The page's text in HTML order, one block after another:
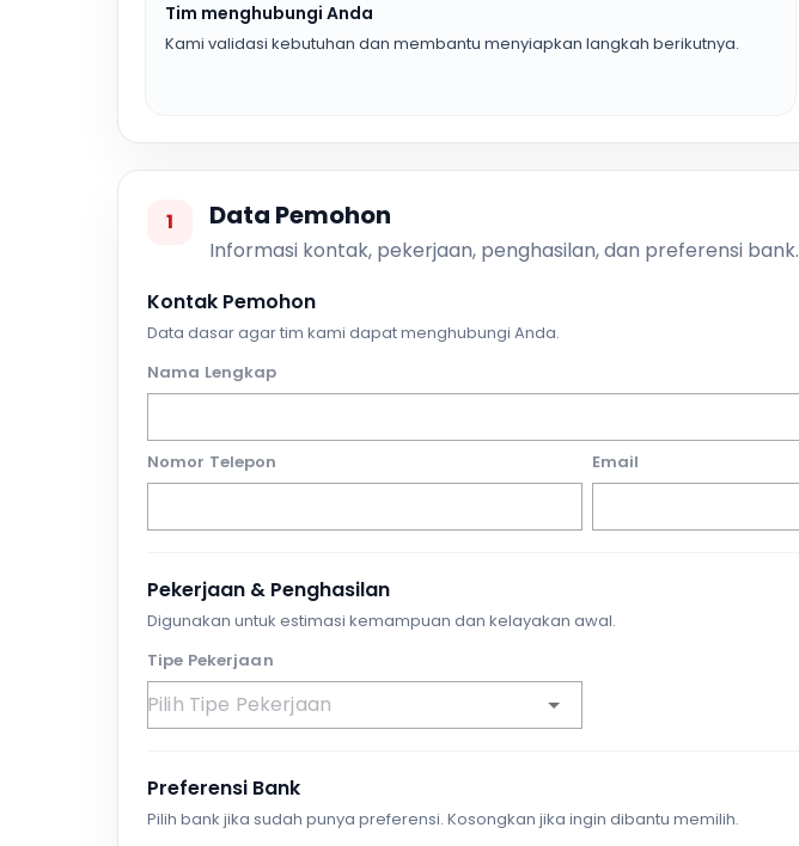
Tim menghubungi Anda
Kami validasi kebutuhan dan membantu menyiapkan langkah berikutnya.
1 Data Pemohon
Informasi kontak, pekerjaan, penghasilan, dan preferensi bank.
Kontak Pemohon
Data dasar agar tim kami dapat menghubungi Anda.
Nama Lengkap
Nomor Telepon Email
Pekerjaan & Penghasilan
Digunakan untuk estimasi kemampuan dan kelayakan awal.
Tipe Pekerjaan
Preferensi Bank
Pilih bank jika sudah punya preferensi. Kosongkan jika ingin dibantu memilih.